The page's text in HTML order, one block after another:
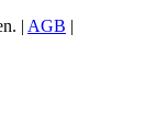
| AGB |